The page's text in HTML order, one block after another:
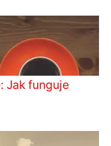
Jak funguje